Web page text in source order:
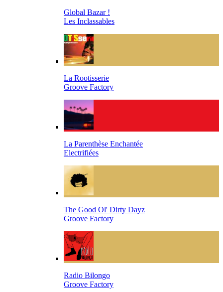
Global Bazar !
Les Inclassables
La Rootisserie
Groove Factory
La Parenthèse Enchantée
Electrifiées
The Good Ol' Dirty Dayz
Groove Factory
Radio Bilongo
Groove Factory